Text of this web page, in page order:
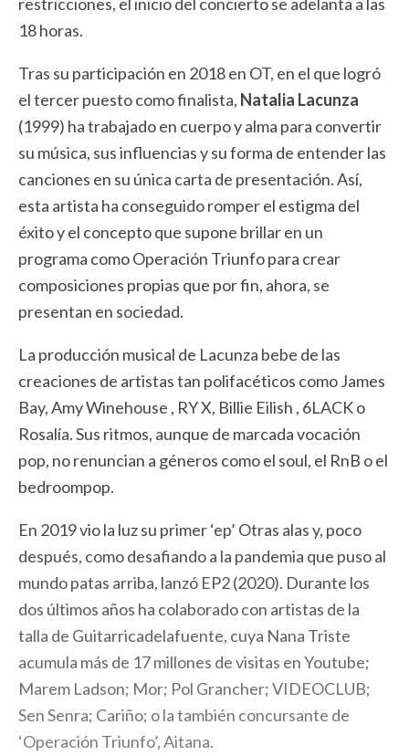
18 horas.
Tras su participación en 2018 en OT, en el que logró
el tercer puesto como finalista, Natalia Lacunza
(1999) ha trabajado en cuerpo y alma para convertir
su música, sus influencias y su forma de entender las
canciones en su única carta de presentación. Así,
esta artista ha conseguido romper el estigma del
éxito y el concepto que supone brillar en un
programa como Operación Triunfo para crear
composiciones propias que por fin, ahora, se
presentan en sociedad.
La producción musical de Lacunza bebe de las
creaciones de artistas tan polifacéticos como James
Bay, Amy Winehouse , RY X, Billie Eilish , 6LACK o
Rosalía. Sus ritmos, aunque de marcada vocación
pop, no renuncian a géneros como el soul, el RnB o el
bedroompop.
En 2019 vio la luz su primer ‘ep’ Otras alas y, poco
después, como desafiando a la pandemia que puso al
mundo patas arriba, lanzó EP2 (2020). Durante los
dos últimos años ha colaborado con artistas de la
talla de Guitarricadelafuente, cuya Nana Triste
acumula más de 17 millones de visitas en Youtube;
Marem Ladson; Mor; Pol Grancher; VIDEOCLUB;
Sen Senra; Cariño; o la también concursante de
‘Operación Triunfo’, Aitana.